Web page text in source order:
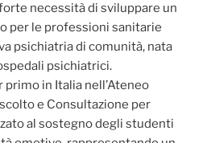
necessità di sviluppare un
per le professioni sanitarie
psichiatria di comunità, nata
psichiatrici.
in Italia nell’Ateneo
e Consultazione per
al sostegno degli studenti